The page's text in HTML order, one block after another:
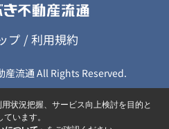
本方針
について
プ /利用規約
流通 All Rights Reserved.
状況把握、サービス向上検討を目的と
います。